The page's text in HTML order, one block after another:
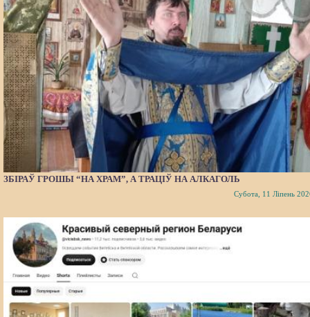
ЗБІРАЎ ГРОШЫ “НА ХРАМ”, А ТРАЦІЎ НА АЛКАГОЛЬ
Субота, 11 Ліпень